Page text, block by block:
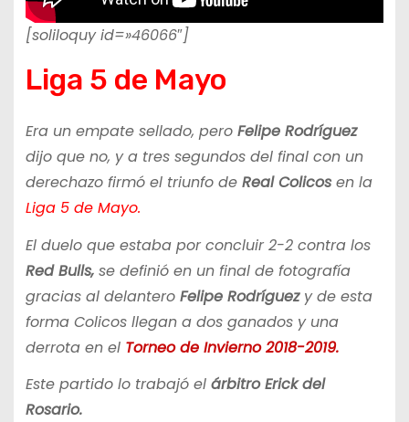
[soliloquy id=»46066″]
Liga 5 de Mayo
Era un empate sellado, pero Felipe Rodríguez
dijo que no, y a tres segundos del final con un
derechazo firmó el triunfo de Real Colicosen la
Liga 5 de Mayo.
El duelo que estaba por concluir 2-2 contra los
Red Bulls,se definió en un final de fotografía
gracias al delanteroFelipe Rodríguezy de esta
forma Colicos llegan a dos ganados y una
derrota en el Torneo de Invierno 2018-2019.
Este partido lo trabajó elárbitro Erick del
Rosario.